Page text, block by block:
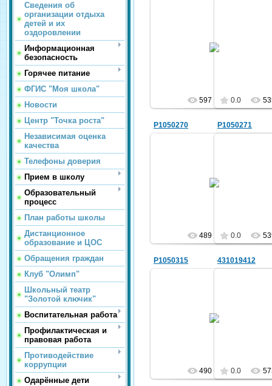
Сведения об
организации отдыха
детей и их
оздоровлении
Информационная
безопасность
Горячее питание
ФГИС "Моя школа"
Новости
Центр "Точка роста"
Независимая оценка
качества
Телефоны доверия
Прием в школу
Образовательный
процесс
План работы школы
Дистанционное
образование и ЦОС
Обращения граждан
Клуб "Олимп"
Школьный театр
"Золотой ключик"
Воспитательная работа
Профилактическая и
правовая работа
Противодействие
коррупции
Одарённые дети
597 0.0
P1050270
489 0.0
P1050271
P1050315
490 0.0
431019412